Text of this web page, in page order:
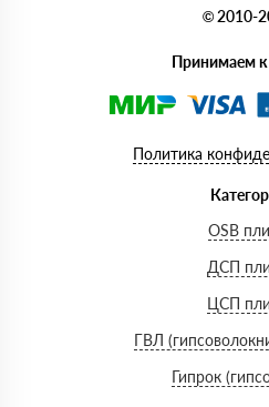
© 2010-
Принимаем к
Политика
OSB
ДСП
ЦСП
ГВЛ
Гипрок